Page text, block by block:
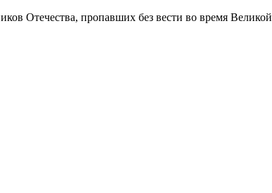
Отечества, пропавших без вести во время